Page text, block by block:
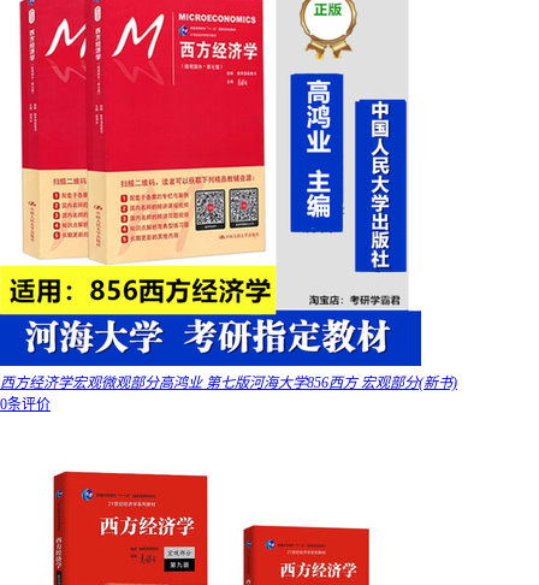
西方经济学宏观微观部分高鸿业 第七版河海大学856西方 宏观部分(新书)
0条评价